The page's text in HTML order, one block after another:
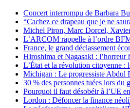
Concert interrompu de Barbara
“Cachez ce drapeau que je ne
Michel Piron, Marc Dorcel,
L’ARCOM rappelle à l’ordre
France, le grand déclassement
Hiroshima et Nagasaki : l’horreur
L’État et la révolution citoyenne :
Michigan : Le progressiste Abdul
30 % des personnes tuées lors du
Pourquoi il faut désobéir à l’UE
Lordon : Défoncer la finance